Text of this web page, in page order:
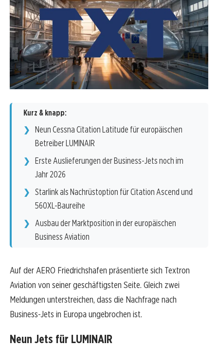
Kurz & knapp:
Neun Cessna Citation Latitude für europäischen
Betreiber LUMINAIR
Erste Auslieferungen der Business-Jets noch im
Jahr 2026
Starlink als Nachrüstoption für Citation Ascend und
560XL-Baureihe
Ausbau der Marktposition in der europäischen
Business Aviation
Auf der AERO Friedrichshafen präsentierte sich Textron
Aviation von seiner geschäftigsten Seite. Gleich zwei
Meldungen unterstreichen, dass die Nachfrage nach
Business-Jets in Europa ungebrochen ist.
Neun Jets für LUMINAIR